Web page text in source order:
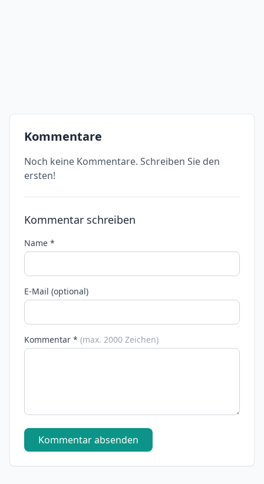
Kommentare
Noch keine Kommentare. Schreiben Sie den
ersten!
Kommentar schreiben
Name *
E-Mail (optional)
Kommentar * (max. 2000 Zeichen)
Kommentar absenden